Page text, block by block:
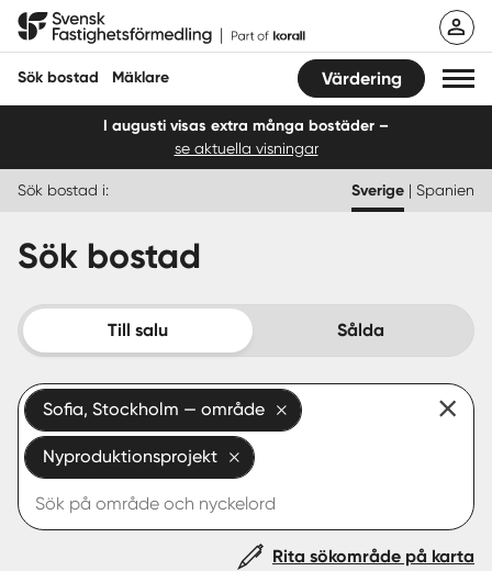
Hoppa
Svensk Fastighetsförmedling
Sök bostad Mäklare Värdering
Sälja
Köpa
Start
Logga in
I augusti visas extra många bostäder –
se aktuella visningar
Sök bostad i: Sverige | Spanien
Sök bostad
Till salu Sålda
Sofia, Stockholm — område
Nyproduktionsprojekt
Rita sökområde på karta